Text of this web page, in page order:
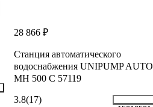
28 866 ₽
Станция автоматического
водоснабжения UNIPUMP AUTO
MH 500 С 57119
3.8(17)